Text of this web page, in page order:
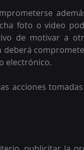
foto o video
de motivar a
electrónico.
acciones